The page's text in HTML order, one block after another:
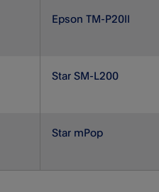
Epson TM-P20II
Star SM-L200
Star mPop